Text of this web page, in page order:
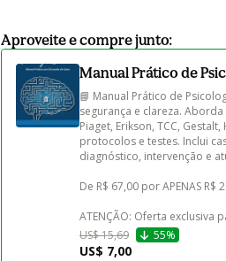
Aproveite e compre junto:
Manual Prático de
📘 Manual Prático de
segurança e clareza.
Piaget, Erikson, TCC,
protocolos e testes. Inclui
diagnóstico, intervenção e
De R$ 67,00 por APENAS R$
ATENÇÃO: Oferta exclusiva
US$ 15,69
55%
US$ 7,00